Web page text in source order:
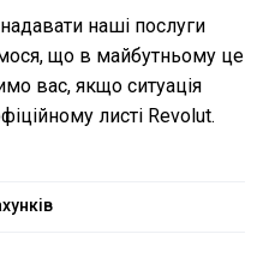
наші послуги
що в майбутньому це
вас, якщо ситуація
листі Revolut.